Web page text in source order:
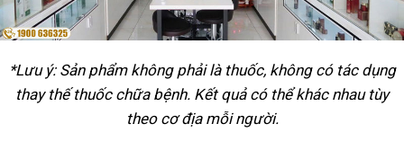
*Lưu ý: Sản phẩm không phải là thuốc, không có tác dụng
thay thế thuốc chữa bệnh. Kết quả có thể khác nhau tùy
theo cơ địa mỗi người.